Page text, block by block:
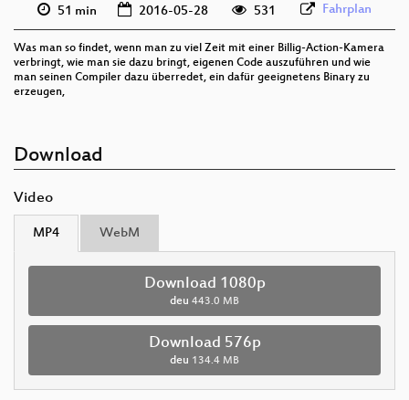
51 min 2016-05-28 531 Fahrplan
Was man so findet, wenn man zu viel Zeit mit einer Billig-Action-Kamera
verbringt, wie man sie dazu bringt, eigenen Code auszuführen und wie
man seinen Compiler dazu überredet, ein dafür geeignetens Binary zu
erzeugen,
Download
Video
MP4 WebM
Download 1080p
deu 443.0 MB
Download 576p
deu 134.4 MB